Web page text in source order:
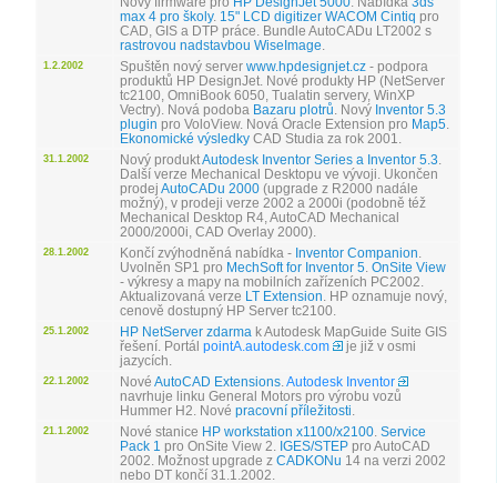
max 4 pro školy. 15" LCD digitizer WACOM Cintiq pro
CAD, GIS a DTP práce. Bundle AutoCADu LT2002 s
rastrovou nadstavbou WiseImage
1.2.2002 Spuštěn nový server www.hpdesignjet.cz - podpora
produktů HP DesignJet. Nové produkty HP (NetServer
tc2100, OmniBook 6050, Tualatin servery, WinXP
Vectry). Nová podoba Bazaru plotrů . Nový Inventor 5.3
plugin pro VoloView. Nová Oracle Extension pro Map5
Ekonomické výsledky CAD Studia za rok 2001.
31.1.2002 Nový produktAutodesk Inventor Series a Inventor 5.3
Další verze Mechanical Desktopu ve vývoji. Ukončen
prodej AutoCADu 2000 (upgrade z R2000 nadále
možný), v prodeji verze 2002 a 2000i (podobně též
Mechanical Desktop R4, AutoCAD Mechanical
2000/2000i, CAD Overlay 2000).
28.1.2002 Končí zvýhodněná nabídka - Inventor Companion
Uvolněn SP1 pro MechSoft for Inventor 5 OnSite View
- výkresy a mapy na mobilních zařízeních PC2002.
Aktualizovaná verze LT Extension . HP oznamuje nový,
cenově dostupný HP Server tc2100.
25.1.2002 HP NetServer zdarma k Autodesk MapGuide Suite GIS
řešení. Portál pointA.autodesk.com
je již v osmi
jazycích.
22.1.2002 Nové AutoCAD Extensions Autodesk Inventor
navrhuje linku General Motors pro výrobu vozů
Hummer H2. Nové pracovní příležitosti
21.1.2002 Nové stanice HP workstation x1100/x2100 Service
Pack 1 pro OnSite View 2. IGES/STEP pro AutoCAD
2002. Možnost upgrade z CADKONu 14 na verzi 2002
nebo DT končí 31.1.2002.